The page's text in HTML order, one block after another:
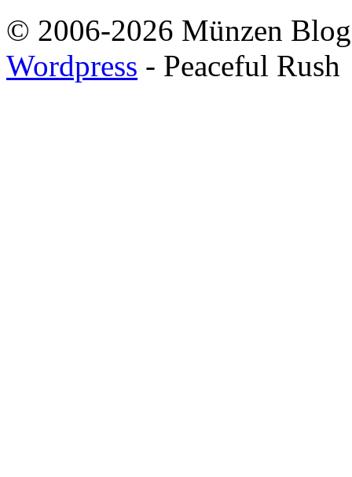
© 2006-2026 Münzen
Wordpress - Peaceful Rush